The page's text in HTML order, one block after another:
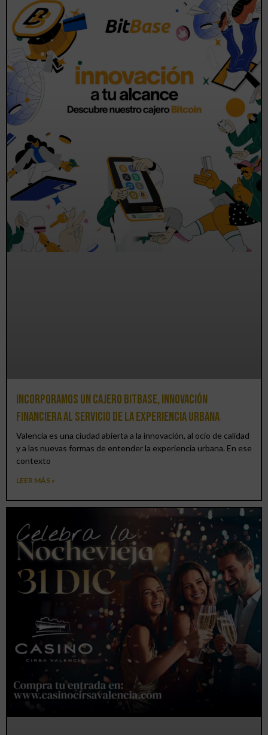
Incorporamos un cajero BitBase, innovación
financiera al servicio de la experiencia urbana
Valencia es una ciudad abierta a la innovación, al ocio de calidad
y a las nuevas formas de entender la experiencia urbana. En ese
contexto
LEER MÁS »